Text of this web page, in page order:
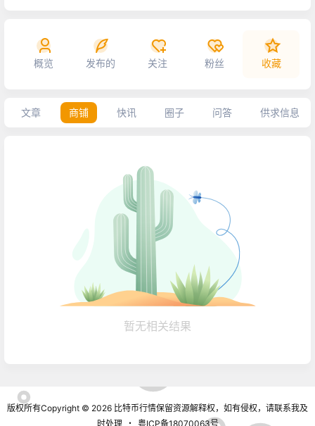
概览 发布的 关注 粉丝 收藏
文章 商铺 快讯 圈子 问答 供求信息
暂无相关结果
版权所有Copyright © 2026 比特币行情保留资源解释权，如有侵权，请联系我及
时处理
・ 粤ICP备18070063号